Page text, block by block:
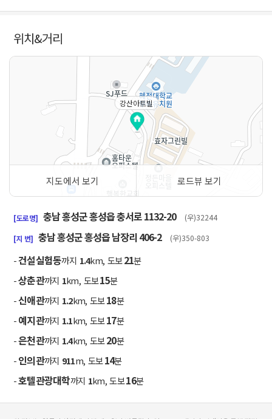
위치&거리
강산아트빌
지도에서 보기 로드뷰 보기
[도로명] 충남 홍성군 홍성읍 충서로 1132-20 (우)32244
[지 번] 충남 홍성군 홍성읍 남장리 406-2 (우)350-803
-건설실험동까지 1.4km, 도보21분
-상춘관까지 1km, 도보15분
-신애관까지 1.2km, 도보18분
-예지관까지 1.1km, 도보17분
-은천관까지 1.4km, 도보20분
-인의관까지 911m, 도보14분
-호텔관광대학까지 1km, 도보16분